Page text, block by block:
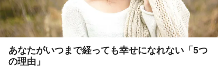
あなたがいつまで経っても幸せになれない「5つ
の理由」